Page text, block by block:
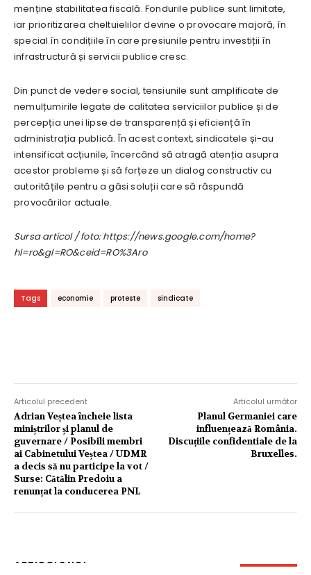
menține stabilitatea fiscală. Fondurile publice sunt limitate,
iar prioritizarea cheltuielilor devine o provocare majoră, în
special în condițiile în care presiunile pentru investiții în
infrastructură și servicii publice cresc.
Din punct de vedere social, tensiunile sunt amplificate de
nemulțumirile legate de calitatea serviciilor publice și de
percepția unei lipse de transparență și eficiență în
administrația publică. În acest context, sindicatele și-au
intensificat acțiunile, încercând să atragă atenția asupra
acestor probleme și să forțeze un dialog constructiv cu
autoritățile pentru a găsi soluții care să răspundă
provocărilor actuale.
Sursa articol / foto: https://news.google.com/home?
hl=ro&gl=RO&ceid=RO%3Aro
Tags economie proteste sindicate
Articolul precedent
Adrian Veștea încheie lista
miniștrilor și planul de
guvernare / Posibili membri
ai Cabinetului Veștea / UDMR
a decis să nu participe la vot /
Surse: Cătălin Predoiu a
renunțat la conducerea PNL
Articolul următor
Planul Germaniei care
influențează România.
Discuțiile confidentiale de la
Bruxelles.
ARTICOLE NOI